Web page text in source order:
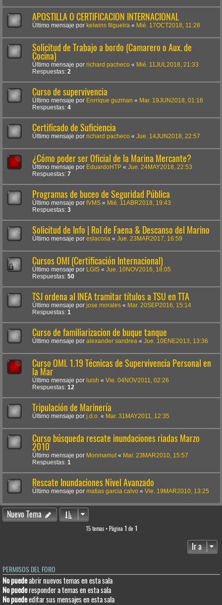
APOSTILLA O CERTIFICACION INTERNACIONAL
Último mensaje por kelwins filgueira « Mié. 17OCT2018, 11:28
Solicitud de Trabajo a bordo (Camarero o Aux. de
Cocina)
Último mensaje por richard pacheco « Mié. 11JUL2018, 21:33
Respuestas: 2
Curso de supervivencia
Último mensaje por Enrrique guzman « Mar. 19JUN2018, 01:16
Respuestas: 4
Certificado de Suficiencia
Último mensaje por richard pacheco « Jue. 14JUN2018, 22:57
¿Cómo poder ser Oficial de la Marina Mercante?
Último mensaje por EduardoHTP « Jue. 24MAY2018, 22:53
Respuestas: 7
Programas de buceo de Seguridad Pública
Último mensaje por IVMS « Mié. 11ABR2018, 19:43
Respuestas: 3
Solicitud de Info | Rol de Faena & Descanso del Marino
Último mensaje por eslacosa « Jue. 23MAR2017, 16:59
Cursos OMI (Certificación Internacional)
Último mensaje por LGIS « Jue. 10NOV2016, 18:05
Respuestas: 50
TSJ ordena al INEA tramitar títulos a TSU en TTA
Último mensaje por jose morales « Mar. 20SEP2016, 15:14
Respuestas: 1
Curso de familiarizacion de buque tanque
Último mensaje por alexander sandrea « Jue. 10ENE2013, 13:36
Curso OMI. 1.19 Técnicas de Supervivencia Personal en
la Mar
Último mensaje por luish « Vie. 04NOV2011, 02:26
Respuestas: 12
Tripulación de Marinería
Último mensaje por j.d.o. « Mar. 31MAY2011, 12:35
Curso búsqueda rescate inundaciones riadas Marzo
2010
Último mensaje por Monmamut « Mar. 23MAR2010, 15:57
Respuestas: 1
Rescate Inundaciones Nivel Avanzado
Último mensaje por matias garcia calvo « Vie. 19MAR2010, 13:25
Nuevo Tema
15 temas • Página 1 de 1
Ir a
PERMISOS DEL FORO
No puedeabrir nuevos temas en esta sala
No puederesponder a temas en esta sala
No puedeeditar sus mensajes en esta sala